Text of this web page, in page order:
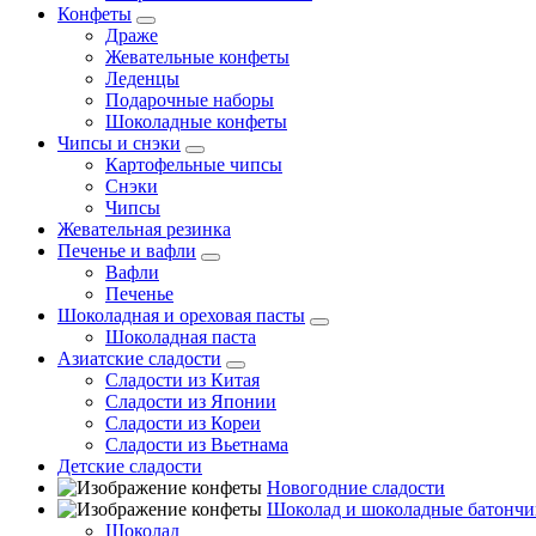
Конфеты
Драже
Жевательные конфеты
Леденцы
Подарочные наборы
Шоколадные конфеты
Чипсы и снэки
Картофельные чипсы
Снэки
Чипсы
Жевательная резинка
Печенье и вафли
Вафли
Печенье
Шоколадная и ореховая пасты
Шоколадная паста
Азиатские сладости
Сладости из Китая
Сладости из Японии
Сладости из Кореи
Сладости из Вьетнама
Детские сладости
Новогодние сладости
Шоколад и шоколадные
Шоколад